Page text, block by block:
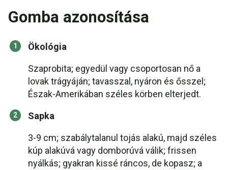
Gomba azonosítása
Ökológia
Szaprobita; egyedül vagy csoportosan nő a
lovak trágyáján; tavasszal, nyáron és ősszel;
Észak-Amerikában széles körben elterjedt.
Sapka
3-9 cm; szabálytalanul tojás alakú, majd széles
kúp alakúvá vagy domborúvá válik; frissen
nyálkás; gyakran kissé ráncos, de kopasz; a